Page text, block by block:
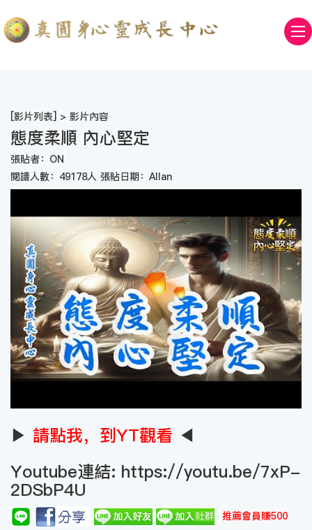
[影片列表] > 影片內容
態度柔順 內心堅定
張貼者：ON
閱讀人數：49178人 張貼日期：Allan
▶ 請點我，到YT觀看 ◀
Youtube連結: https://youtu.be/7xP-
2DSbP4U
推薦會員賺500